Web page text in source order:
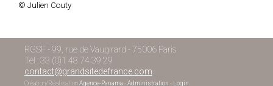
© Julien Couty
RGSF - 99, rue de Vaugirard - 75006 Paris
Tél : 33 (0)1 48 74 39 29
contact@grandsitedefrance.com
Création/RéalisationAgence-Panama - Administration - Login